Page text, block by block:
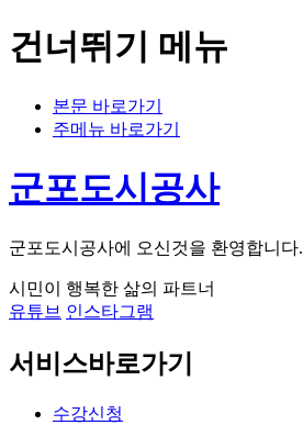
건너뛰기 메뉴
본문 바로가기
주메뉴 바로가기
군포도시공사
군포도시공사에 오신것을 환영합니다.
시민이 행복한 삶의 파트너
유튜브 인스타그램
서비스바로가기
수강신청